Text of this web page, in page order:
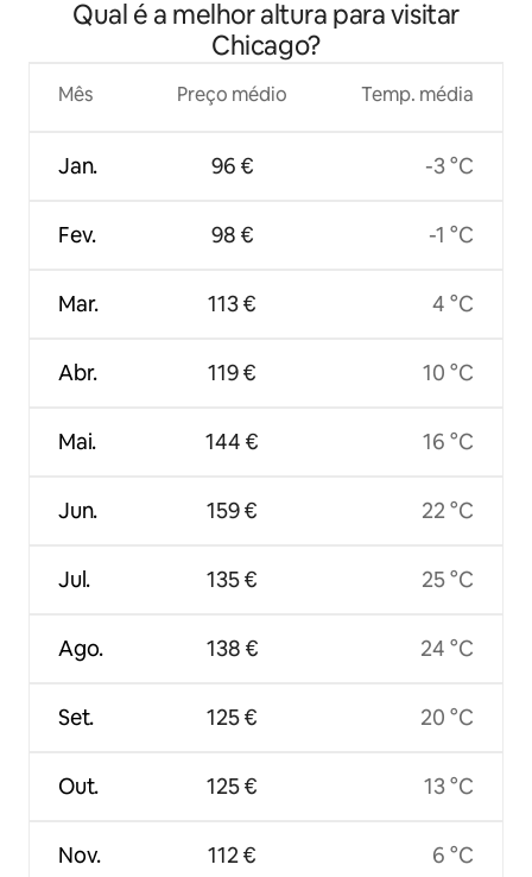
Qual é a melhor altura para visitar
Chicago?
Mês
Jan.
Fev.
Mar.
Abr.
Mai.
Jun.
Jul.
Ago.
Set.
Out.
Nov.
Preço médio
96 €
98 €
113 €
119 €
144 €
159 €
135 €
138 €
125 €
125 €
112 €
Temp. média
-3 °C
-1 °C
4 °C
10 °C
16 °C
22 °C
25 °C
24 °C
20 °C
13 °C
6 °C